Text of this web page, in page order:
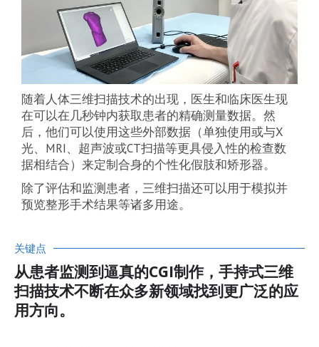
随着人体三维扫描技术的出现，医生和临床医生现
在可以在几秒钟内获取患者的精确测量数据。然
后，他们可以使用这些外部数据（单独使用或与X
光、MRI、超声波或CT扫描等更具侵入性的检查数
据相结合）来定制合身的个性化假肢和矫形器。
除了评估和监测患者，三维扫描还可以用于模拟并
预览整形手术结果等诸多用途。
关键点
从患者监测到逼真的CGI制作，手持式三维
扫描技术不断在众多新领域找到更广泛的应
用方向。